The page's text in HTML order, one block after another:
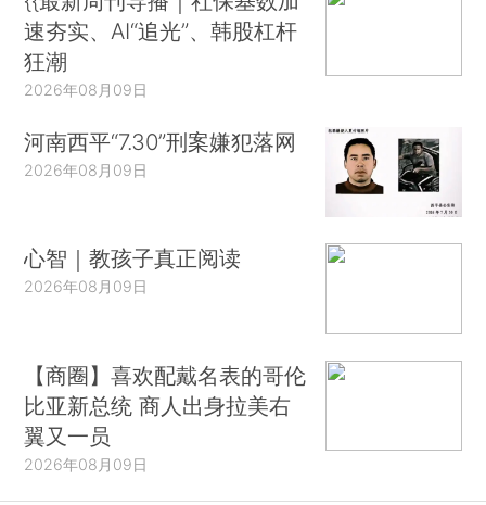
速夯实、AI“追光”、韩股杠杆
狂潮
2026年08月09日
河南西平“7.30”刑案嫌犯落网
2026年08月09日
心智｜教孩子真正阅读
2026年08月09日
【商圈】喜欢配戴名表的哥伦
比亚新总统 商人出身拉美右
翼又一员
2026年08月09日